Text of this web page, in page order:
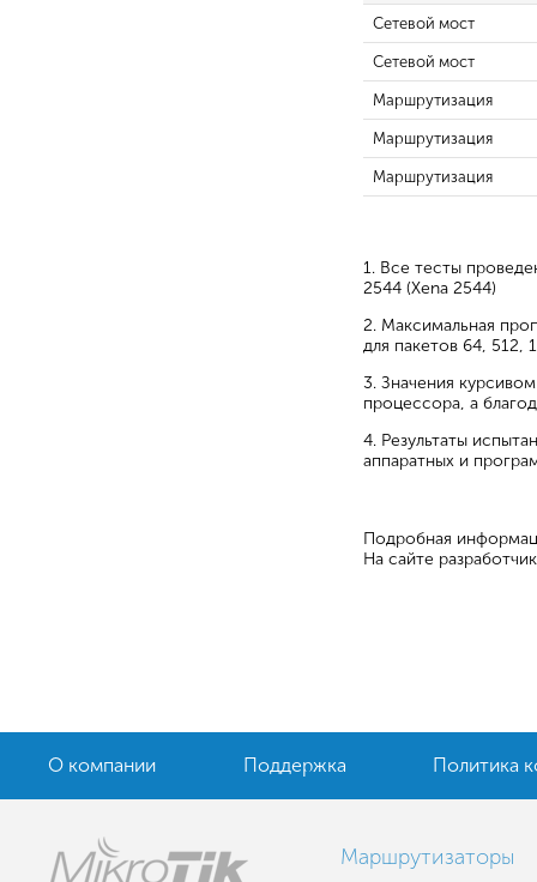
Сетевой мост
Сетевой мост
Маршрутизация
Маршрутизация
Маршрутизация
1. Все тесты
2544 (Xena 2544)
2. Максимальная
для пакетов 64, 512,
3. Значения
процессора, а
4. Результаты
аппаратных и
Подробная
На сайте
О компании Поддержка Политика
Маршрутизаторы